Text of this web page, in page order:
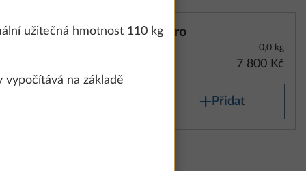
Turo
0,0 kg
7 800 Kč
Přidat
užitečná hmotnost 110 kg
na základě